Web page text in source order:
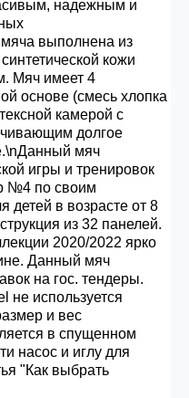
за 6 месяцев -
надежным и
выполнена из
кожи
Мяч имеет 4
основе (смесь хлопка
камерой с
долгое
мяч
игры и тренировок
№4 по своим
детей в возрасте от 8
из 32 панелей.
2020/2022 ярко
Данный мяч
на гос. тендеры.
не используется
и вес
в спущенном
насос и иглу для
"Как выбрать